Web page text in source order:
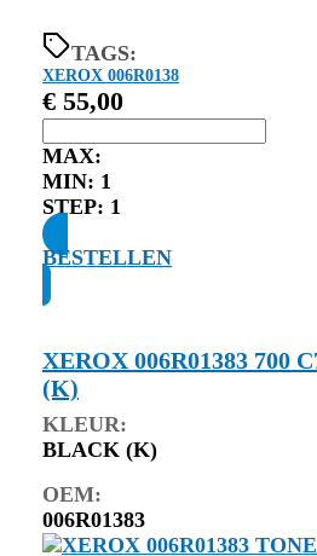
TAGS:
XEROX 006R0138
€ 55,00
MAX:
MIN: 1
STEP: 1
BESTELLEN
XEROX 006R01383 700
(K)
KLEUR:
BLACK (K)
OEM:
006R01383